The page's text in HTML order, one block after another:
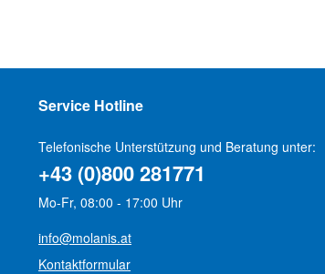
Service Hotline
Telefonische Unterstützung und Beratung unter:
+43 (0)800 281771
Mo-Fr, 08:00 - 17:00 Uhr
info@molanis.at
Kontaktformular